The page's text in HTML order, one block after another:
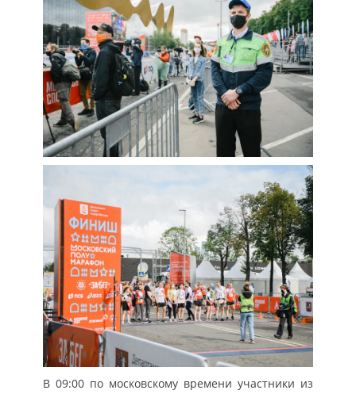
В 09:00 по московскому времени участники из